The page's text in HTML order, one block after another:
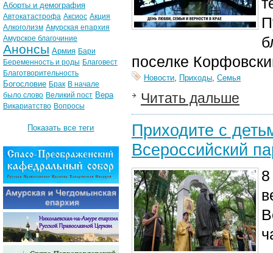
поселке
Новости, Приходы, Семья
Читать дальше
Приходите с
Всероссийский
Аборты и демография
Автокатастрофа Аксиос Акция
Алкоголизм Амурская епархия
Амурское благочиние
Анонсы Армия Бари
Беременность и роды Благовест
Благотворительность
Богословие Брак В начале
было слово Великий пост Вера
Викариатство Вопросы
Показать все теги